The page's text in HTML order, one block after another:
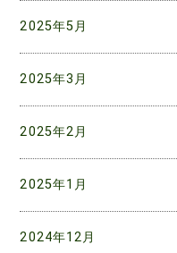
2025年5月
2025年3月
2025年2月
2025年1月
2024年12月